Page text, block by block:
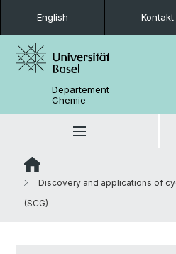
English Kontakt
Departement
Chemie
Discovery and applications of
(SCG)